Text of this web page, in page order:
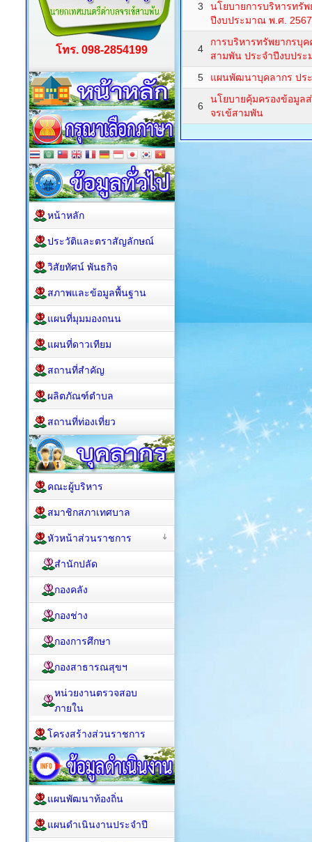
3
นโยบายการบริหารทรั
ปีงบประมาณ พ.ศ. 2567
4
การบริหารทรัพยากรบุ
สามพัน ประจำปีงบปร
5
แผนพัฒนาบุคลากร ปร
6
นโยบายคุ้มครองข้อมูล
จรเข้สามพัน
โทร. 098-2854199
หน้าหลัก
ประวัติและตราสัญลักษณ์
วิสัยทัศน์ พันธกิจ
สภาพและข้อมูลพื้นฐาน
แผนที่มุมมองถนน
แผนที่ดาวเทียม
สถานที่สำคัญ
ผลิตภัณฑ์ตำบล
สถานที่ท่องเที่ยว
คณะผู้บริหาร
สมาชิกสภาเทศบาล
หัวหน้าส่วนราชการ
สำนักปลัด
กองคลัง
กองช่าง
กองการศึกษา
กองสาธารณสุขฯ
หน่วยงานตรวจสอบ
ภายใน
โครงสร้างส่วนราชการ
แผนพัฒนาท้องถิ่น
แผนดำเนินงานประจำปี